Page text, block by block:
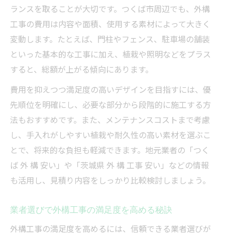
ランスを取ることが大切です。つくば市周辺でも、外構
工事の費用は内容や面積、使用する素材によって大きく
変動します。たとえば、門柱やフェンス、駐車場の舗装
といった基本的な工事に加え、植栽や照明などをプラス
すると、総額が上がる傾向にあります。
費用を抑えつつ満足度の高いデザインを目指すには、優
先順位を明確にし、必要な部分から段階的に施工する方
法もおすすめです。また、メンテナンスコストまで考慮
し、手入れがしやすい植栽や耐久性の高い素材を選ぶこ
とで、将来的な負担も軽減できます。地元業者の「つく
ば 外 構 安い」や「茨城県 外 構 工事 安い」などの情報
も活用し、見積り内容をしっかり比較検討しましょう。
業者選びで外構工事の満足度を高める秘訣
外構工事の満足度を高めるには、信頼できる業者選びが